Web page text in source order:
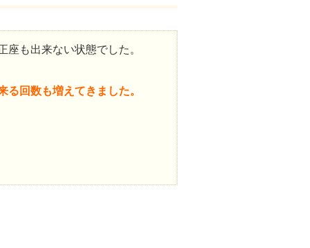
も出来ない状態でした。
る回数も増えてきました。